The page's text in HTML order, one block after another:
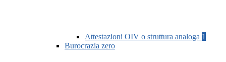
Attestazioni OIV o struttura analoga 1
Burocrazia zero